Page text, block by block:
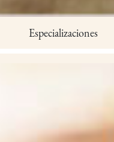
Especializaciones